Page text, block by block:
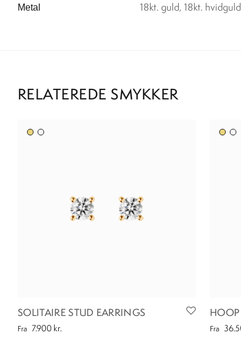
Metal 18kt. guld, 18kt. hvidguld
SOLITAIRE STUD EARRINGS
Fra 7.900 kr. Fra